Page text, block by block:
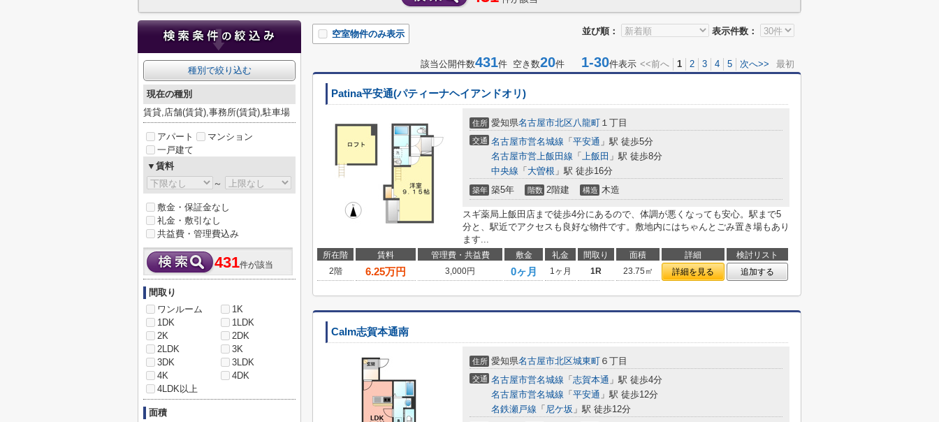
並び順： 表示件数：
空室物件のみ表示
該当公開件数431件 空き数20件 1-30件表示 <<前へ 1 2 3 4 5 次へ>> 最初
Patina平安通(パティーナヘイアンドオリ)
住所 愛知県名古屋市北区八龍町 １丁目
交通 名古屋市営名城線 「 平安通 」駅 徒歩5分
名古屋市営上飯田線 「 上飯田 」駅 徒歩8分
中央線 「 大曽根 」駅 徒歩16分
築年 築5年 階数 2階建 構造 木造
スギ薬局上飯田店まで徒歩4分にあるので、体調が悪くなっても安心。駅まで5
分と、駅近でアクセスも良好な物件です。敷地内にはちゃんとごみ置き場もあり
ます...
所在階 賃料 管理費・共益費 敷金 礼金 間取り 面積 詳細
検討リスト
2階
6.25万円 3,000円 0ヶ月 1ヶ月 1R 23.75㎡ 詳細を見る 追加する
Calm志賀本通南
住所 愛知県名古屋市北区城東町 ６丁目
交通 名古屋市営名城線 「 志賀本通 」駅 徒歩4分
名古屋市営名城線 「 平安通 」駅 徒歩12分
名鉄瀬戸線 「 尼ケ坂 」駅 徒歩12分
種別で絞り込む
現在の種別
賃貸,店舗(賃貸),事務所(賃貸),駐車場
アパート
マンション
一戸建て
▼賃料
～
敷金・保証金なし
礼金・敷引なし
共益費・管理費込み
431件が該当
間取り
ワンルーム
1K
1DK
1LDK
2K
2DK
2LDK
3K
3DK
3LDK
4K
4DK
4LDK以上
面積